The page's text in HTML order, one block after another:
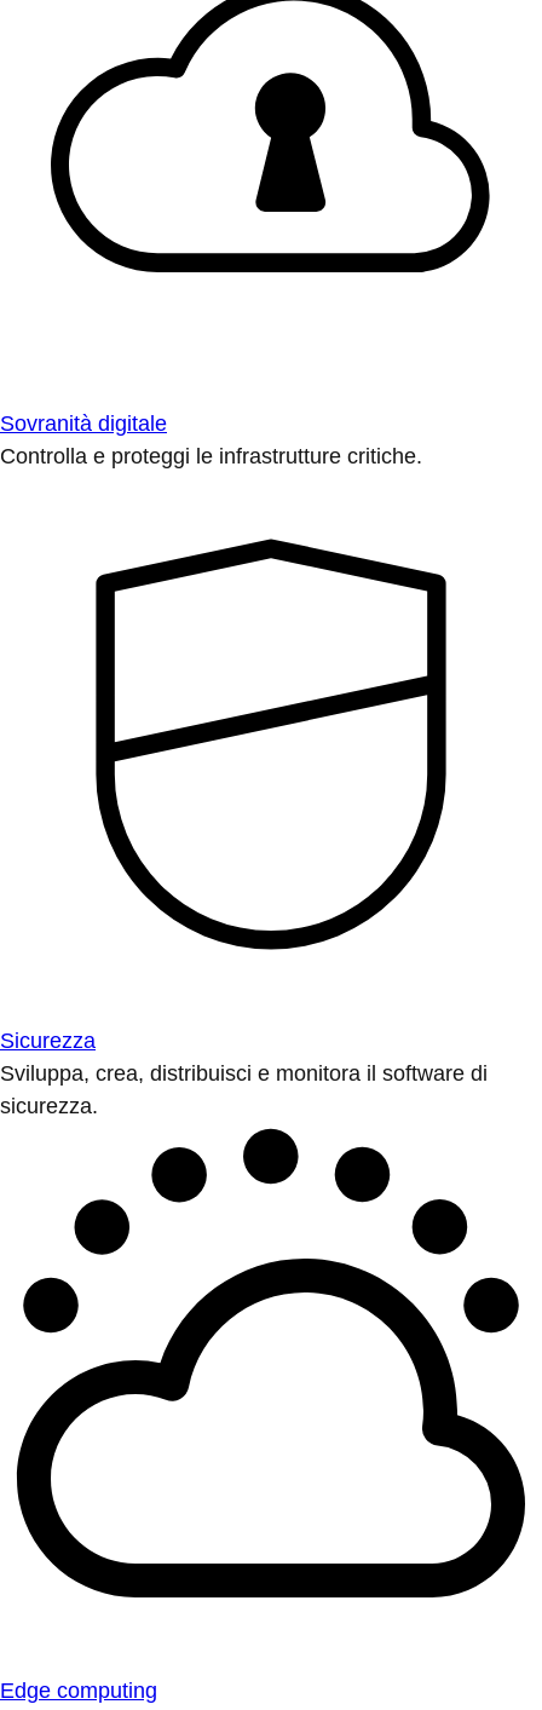
Sovranità digitale
Controlla e proteggi le infrastrutture critiche.
Sicurezza
Sviluppa, crea, distribuisci e monitora il software di
sicurezza.
Edge computing